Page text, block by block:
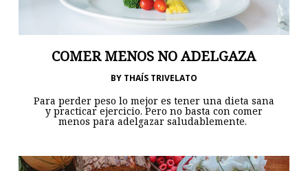
COMER MENOS NO ADELGAZA
BY THAÍS TRIVELATO
Para perder peso lo mejor es tener una dieta sana
y practicar ejercicio. Pero no basta con comer
menos para adelgazar saludablemente.